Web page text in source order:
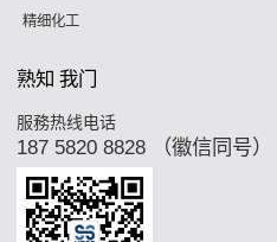
精细化工
熟知 我门
服務热线电话
187 5820 8828 （徽信同号）